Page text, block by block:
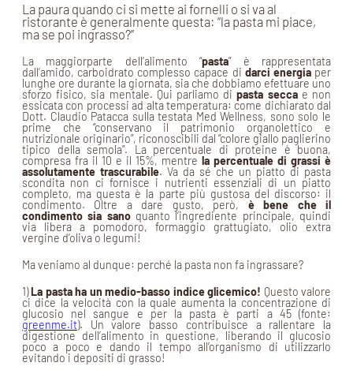
La paura quando ci si mette ai fornelli o si va al
ristorante è generalmente questa: “la pasta mi piace,
ma se poi ingrasso?”
La maggiorparte dell’alimento “pasta” è rappresentata
dall’amido, carboidrato complesso capace di darci energiaper
lunghe ore durante la giornata, sia che dobbiamo efettuare uno
sforzo fisico, sia mentale. Qui parliamo dipasta seccae non
essicata con processi ad alta temperatura: come dichiarato dal
Dott. Claudio Patacca sulla testata Med Wellness, sono solo le
prime che “conservano il patrimonio organolettico e
nutrizionale originario”, riconoscibili dal “colore giallo paglierino
tipico della semola”. La percentuale di proteine è buona,
compresa fra il 10 e il 15%, mentre la percentuale di grassi è
assolutamente trascurabile. Va da sé che un piatto di pasta
scondita non ci fornisce i nutrienti essenziali di un piatto
completo, ma questa è la parte più gustosa del discorso: il
condimento. Oltre a dare gusto, però, è bene che il
condimento sia sanoquanto l’ingrediente principale, quindi
via libera a pomodoro, formaggio grattugiato, olio extra
vergine d’oliva o legumi!
Ma veniamo al dunque: perché la pasta non fa ingrassare?
1)La pasta ha un medio-basso indice glicemico! Questo valore
ci dice la velocità con la quale aumenta la concentrazione di
glucosio nel sangue e per la pasta è parti a 45 (fonte:
greenme.it). Un valore basso contribuisce a rallentare la
digestione dell’alimento in questione, liberando il glucosio
poco a poco e dando il tempo all’organismo di utilizzarlo
evitando i depositi di grasso!